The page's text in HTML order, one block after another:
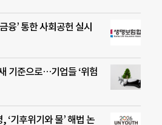
융’ 통한 사회공헌 실시
기준으로…기업들 ‘위험
‘기후위기와 물’ 해법 논